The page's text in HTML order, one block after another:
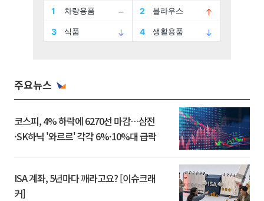
주요뉴스
코스피, 4% 하락에 6270선 마감…삼전
·SK하닉 '와르르' 각각 6%·10%대 급락
ISA 계좌, 5년마다 깨라고요? [이슈크래
커]